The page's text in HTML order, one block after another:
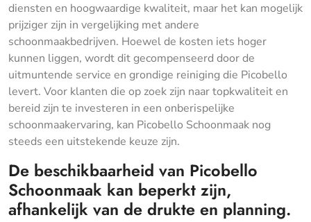
diensten en hoogwaardige kwaliteit, maar het kan mogelijk
prijziger zijn in vergelijking met andere
schoonmaakbedrijven. Hoewel de kosten iets hoger
kunnen liggen, wordt dit gecompenseerd door de
uitmuntende service en grondige reiniging die Picobello
levert. Voor klanten die op zoek zijn naar topkwaliteit en
bereid zijn te investeren in een onberispelijke
schoonmaakervaring, kan Picobello Schoonmaak nog
steeds een uitstekende keuze zijn.
De beschikbaarheid van Picobello
Schoonmaak kan beperkt zijn,
afhankelijk van de drukte en planning.